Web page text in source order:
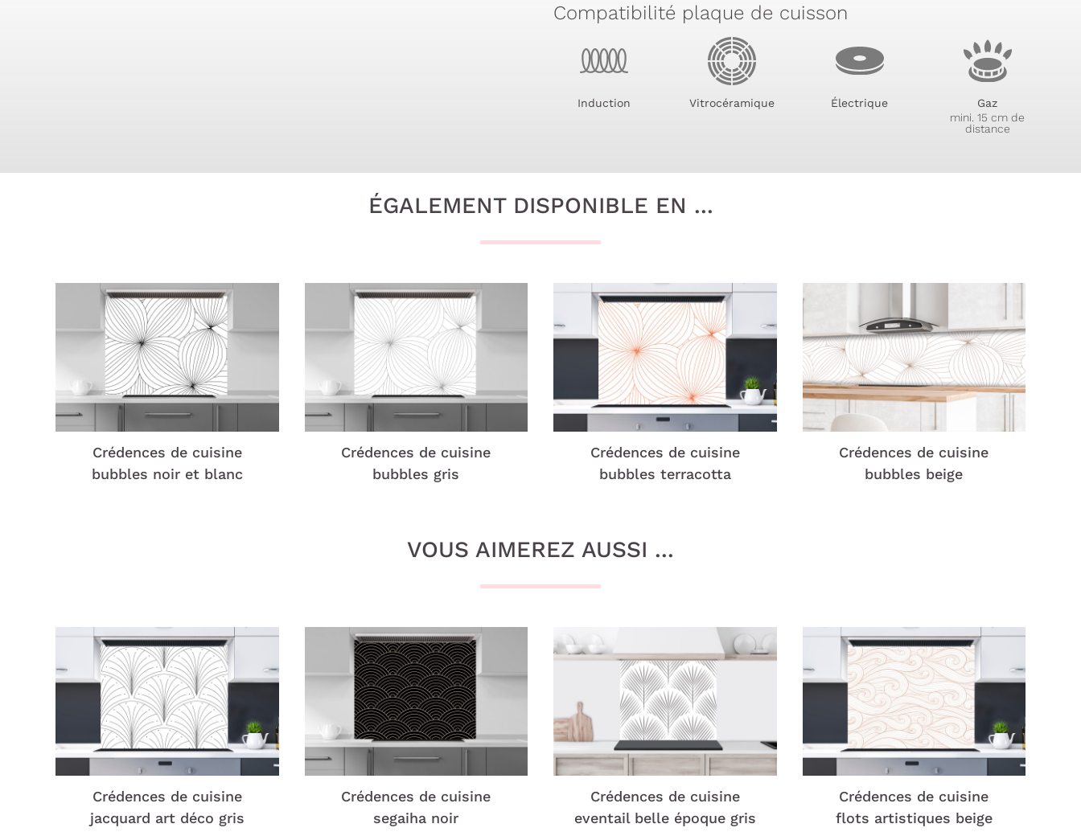
Compatibilité plaque de cuisson
Induction Vitrocéramique Électrique
Gaz
mini. 15 cm de
distance
ÉGALEMENT DISPONIBLE EN ...
Crédences de cuisine
bubbles noir et blanc
Crédences de cuisine
bubbles gris
Crédences de cuisine
bubbles terracotta
Crédences de cuisine
bubbles beige
VOUS AIMEREZ AUSSI ...
Crédences de cuisine
jacquard art déco gris
Crédences de cuisine
segaiha noir
Crédences de cuisine
eventail belle époque gris
Crédences de cuisine
flots artistiques beige